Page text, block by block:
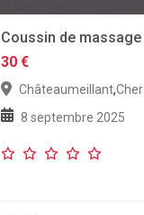
Coussin de massage
30 €
Châteaumeillant,Cher
8 septembre 2025